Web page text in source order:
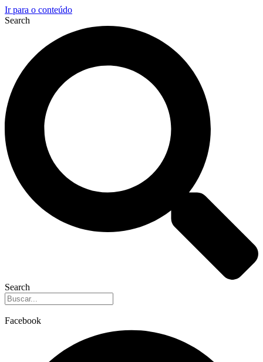
Ir para o conteúdo
Search
Search
Facebook